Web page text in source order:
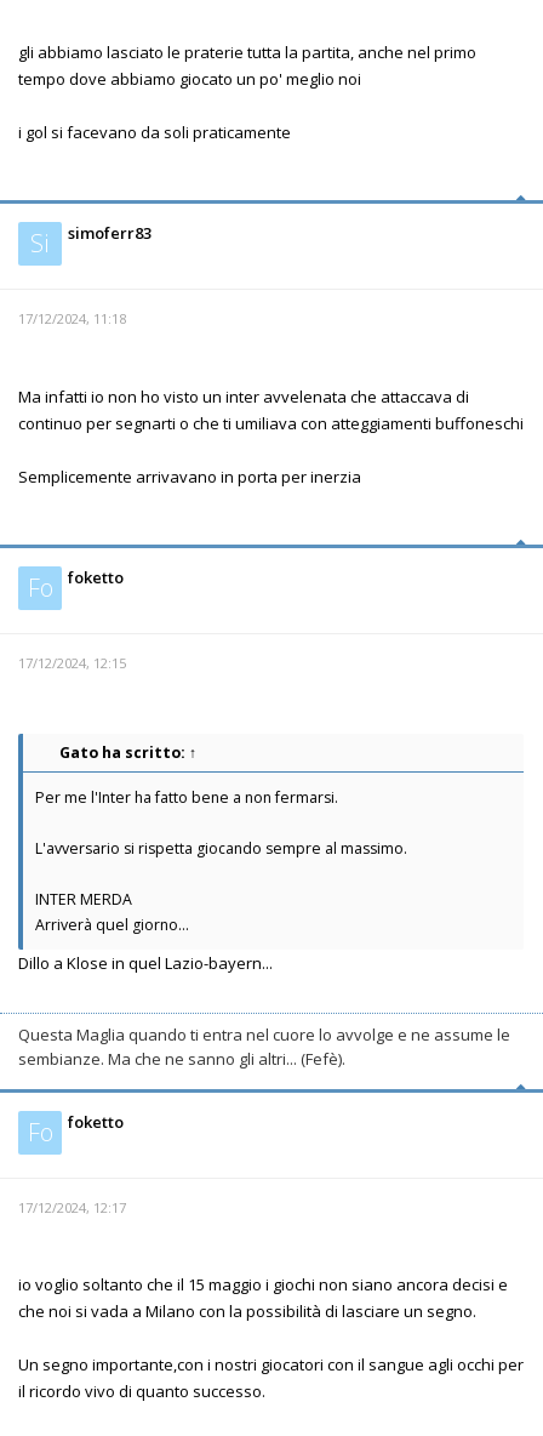
gli abbiamo lasciato le praterie tutta la partita, anche nel primo
tempo dove abbiamo giocato un po' meglio noi
i gol si facevano da soli praticamente
Si simoferr83
17/12/2024, 11:18
Ma infatti io non ho visto un inter avvelenata che attaccava di
continuo per segnarti o che ti umiliava con atteggiamenti buffoneschi
Semplicemente arrivavano in porta per inerzia
Fo foketto
17/12/2024, 12:15
Gato ha scritto: ↑
Per me l'Inter ha fatto bene a non fermarsi.
L'avversario si rispetta giocando sempre al massimo.
INTER MERDA
Arriverà quel giorno...
Dillo a Klose in quel Lazio-bayern...
Questa Maglia quando ti entra nel cuore lo avvolge e ne assume le
sembianze. Ma che ne sanno gli altri... (Fefè).
Fo foketto
17/12/2024, 12:17
io voglio soltanto che il 15 maggio i giochi non siano ancora decisi e
che noi si vada a Milano con la possibilità di lasciare un segno.
Un segno importante,con i nostri giocatori con il sangue agli occhi per
il ricordo vivo di quanto successo.